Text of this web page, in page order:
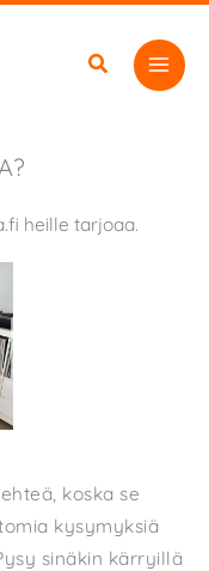
heille tarjoaa.
koska se
kysymyksiä
sinäkin kärryillä